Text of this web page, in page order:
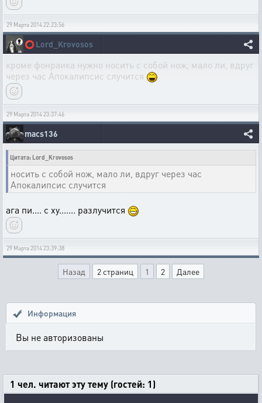
29 Марта 2014 22:23:56
⭕Lord_Krovosos
кроме фонраика нужно носить с собой нож, мало ли, вдруг
через час Апокалипсис случится
29 Марта 2014 23:37:46
macs136
Цитата: Lord_Krovosos
носить с собой нож, мало ли, вдруг через час
Апокалипсис случится
ага пи.... с ху....... разлучится
29 Марта 2014 23:39:38
Назад 2 страниц 1 2 Далее
Информация
Вы не авторизованы
1 чел. читают эту тему (гостей: 1)